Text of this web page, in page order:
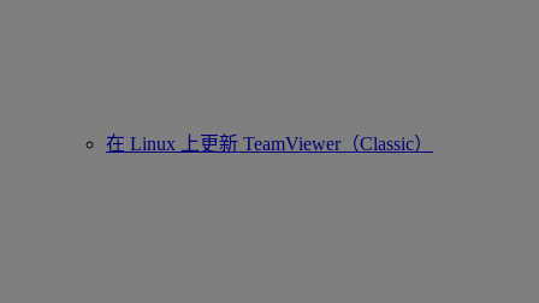
在 Linux 上更新 TeamViewer（Classic）